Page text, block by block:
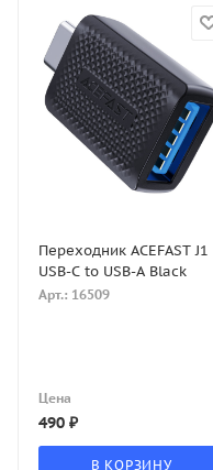
Переходник ACEFAST J1
USB-C to USB-A Black
Арт.: 16509
Цена
490 ₽
В КОРЗИНУ